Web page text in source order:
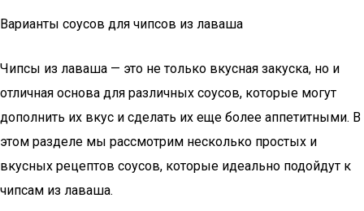
Варианты соусов для чипсов из лаваша
Чипсы из лаваша — это не только вкусная закуска, но и
отличная основа для различных соусов, которые могут
дополнить их вкус и сделать их еще более аппетитными. В
этом разделе мы рассмотрим несколько простых и
вкусных рецептов соусов, которые идеально подойдут к
чипсам из лаваша.